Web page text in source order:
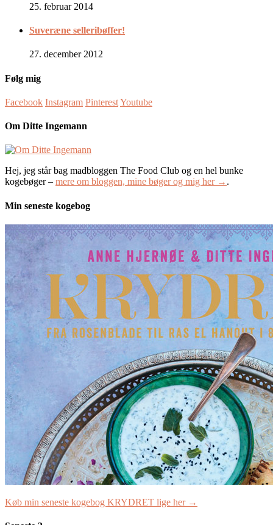
25. februar 2014
Suveræne selleribøffer!
27. december 2012
Følg mig
Facebook Instagram PinterestYoutube
Om Ditte Ingemann
Hej, jeg står bag madbloggen The Food Club og en hel bunke
kogebøger – mere om bloggen, mine bøger og mig her → .
Min seneste kogebog
Køb min seneste kogebog KRYDRET lige her →